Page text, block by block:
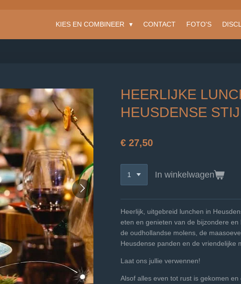
KIES EN COMBINEER CONTACT FOTO'S
HEERLIJKE
HEUSDENSE
€ 27,50
In winkelwagen
Heerlijk, uitgebreid lunchen in
eten en genieten van de bijzondere en
de oudhollandse molens, de
Heusdense panden en de vriendelijke
Laat ons jullie verwennen!
Alsof alles even tot rust is gekomen en